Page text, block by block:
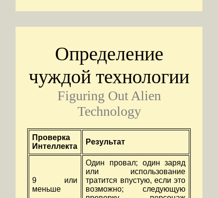
Определение
чуждой технологии
Figuring Out Alien
Technology
Проверка
Интеллекта
Результат
9 или
меньше
Один провал; один заряд
или использование
тратится впустую, если это
возможно; следующую